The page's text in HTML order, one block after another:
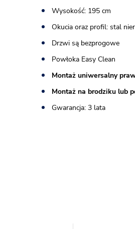
Wysokość: 195 cm
Okucia oraz profil: stal
Drzwi są bezprogowe
Powłoka Easy Clean
Montaż uniwersalny
Montaż na brodziku lub
Gwarancja: 3 lata